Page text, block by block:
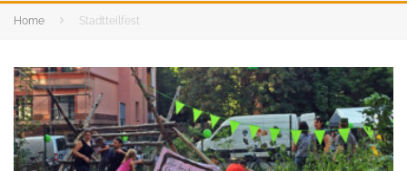
Home Stadtteilfest